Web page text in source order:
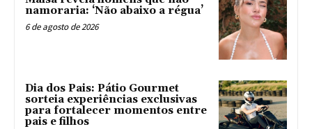
namoraria: ‘Não abaixo a régua’
6 de agosto de 2026
Dia dos Pais: Pátio Gourmet
sorteia experiências exclusivas
para fortalecer momentos entre
pais e filhos